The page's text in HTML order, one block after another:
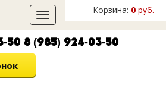
Корзина: 0 руб.
Toggle
navigation
50 8 (985) 924-03-50